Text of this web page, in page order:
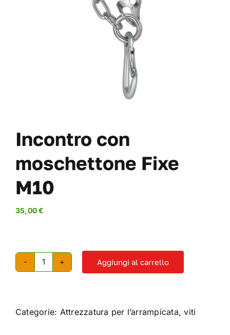
OFFERTE
CHI SIAMO
BLOG
Incontro con
moschettone Fixe
M10
35,00€
Incontro
Fixe
Aggiungi al carrello
Categorie: Attrezzatura per l’arrampicata,viti